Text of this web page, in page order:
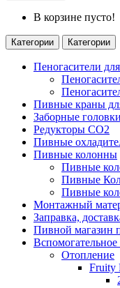
В корзине пусто!
Категории Категории
Пеногасители
Пивные краны
Заборные
Редукторы СО2
Пивные
Пивные колонны
Пивные
Пивные
Пивные
Монтажный
Заправка,
Пивной магазин
Отопление
Fruity